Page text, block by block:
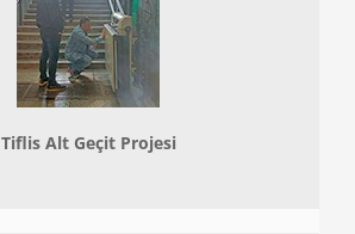
Tiflis Alt Geçit Projesi